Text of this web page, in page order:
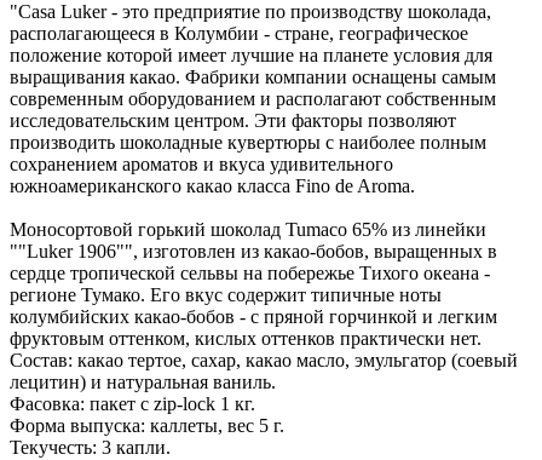
"Casa Luker - это предприятие по производству шоколада,
располагающееся в Колумбии - стране, географическое
положение которой имеет лучшие на планете условия для
выращивания какао. Фабрики компании оснащены самым
современным оборудованием и располагают собственным
исследовательским центром. Эти факторы позволяют
производить шоколадные кувертюры с наиболее полным
сохранением ароматов и вкуса удивительного
южноамериканского какао класса Fino de Aroma.
Моносортовой горький шоколад Tumaco 65% из линейки
""Luker 1906"", изготовлен из какао-бобов, выращенных в
сердце тропической сельвы на побережье Тихого океана -
регионе Тумако. Его вкус содержит типичные ноты
колумбийских какао-бобов - с пряной горчинкой и легким
фруктовым оттенком, кислых оттенков практически нет.
Состав: какао тертое, сахар, какао масло, эмульгатор (соевый
лецитин) и натуральная ваниль.
Фасовка: пакет с zip-lock 1 кг.
Форма выпуска: каллеты, вес 5 г.
Текучесть: 3 капли.